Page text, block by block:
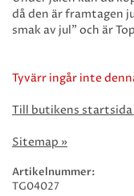
då den är framtagen
smak av jul” och är
Tyvärr ingår inte
Till butikens startsida
Sitemap »
Artikelnummer:
TG04027